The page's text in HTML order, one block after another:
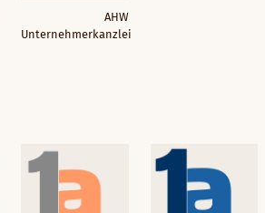
AHW
Unternehmerkanzlei